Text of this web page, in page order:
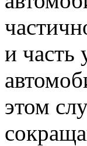
и часть
этом